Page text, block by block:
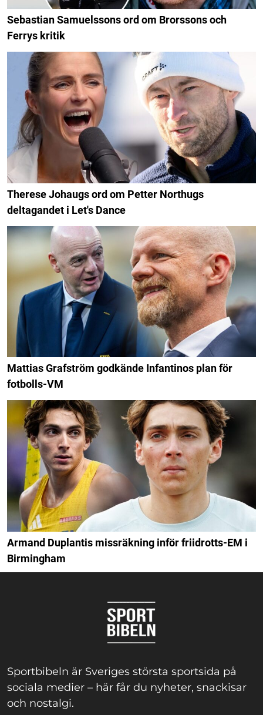
Sebastian Samuelssons ord om Brorssons och
Ferrys kritik
Therese Johaugs ord om Petter Northugs
deltagandet i Let's Dance
Mattias Grafström godkände Infantinos plan för
fotbolls-VM
Armand Duplantis missräkning inför friidrotts-EM i
Birmingham
Sportbibeln är Sveriges största sportsida på
sociala medier – här får du nyheter, snackisar
och nostalgi.